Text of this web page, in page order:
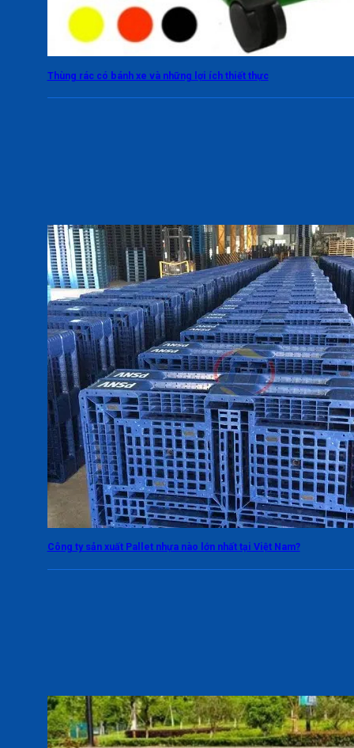
Thùng rác có bánh xe và những lợi ích thiết thực
Công ty sản xuất Pallet nhựa nào lớn nhất tại Việt Nam?